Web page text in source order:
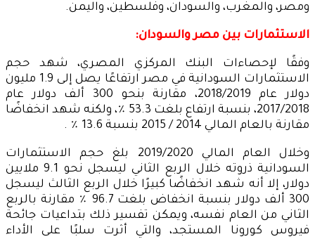
ومصر، والمغرب، والسودان، وفلسطين، واليمن.
الاستثمارات بين مصر والسودان:
وفقًا لإحصاءات البنك المركزي المصري، شهد حجم
الاستثمارات السودانية في مصر ارتفاعًا يصل إلى 1.9 مليون
دولار عام 2018/2019، مقارنة بنحو 300 ألف دولار عام
2017/2018، بنسبة ارتفاع بلغت 53.3 ٪، ولكنه شهد انخفاضًا
مقارنة بالعام المالي 2014 / 2015 بنسبة 13.6 ٪ .
وخلال العام المالي 2019/2020 بلغ حجم الاستثمارات
السودانية ذروته خلال الربع الثاني ليسجل نحو 9.1 ملايين
دولار، إلا أنه شهد انخفاضًا كبيرًا خلال الربع الثالث ليسجل
300 ألف دولار بنسبة انخفاض بلغت 96.7 ٪ مقارنة بالربع
الثاني من العام نفسه، ويمكن تفسير ذلك بتداعيات جائحة
فيروس كورونا المستجد، والتي أثرت سلبًا على الأداء